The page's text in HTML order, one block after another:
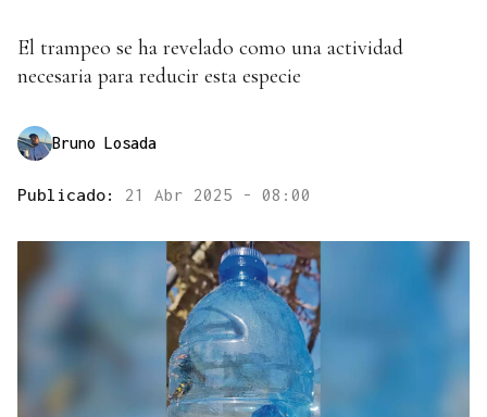
El trampeo se ha revelado como una actividad
necesaria para reducir esta especie
Bruno Losada
Publicado: 21 Abr 2025 - 08:00